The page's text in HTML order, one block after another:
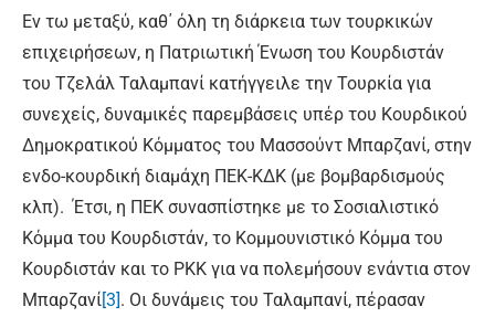
Εν τω μεταξύ, καθ΄ όλη τη διάρκεια των τουρκικών
επιχειρήσεων, η Πατριωτική Ένωση του Κουρδιστάν
του Τζελάλ Ταλαμπανί κατήγγειλε την Τουρκία για
συνεχείς, δυναμικές παρεμβάσεις υπέρ του Κουρδικού
Δημοκρατικού Κόμματος του Μασσούντ Μπαρζανί, στην
ενδο-κουρδική διαμάχη ΠΕΚ-ΚΔΚ (με βομβαρδισμούς
κλπ). Έτσι, η ΠΕΚ συνασπίστηκε με το Σοσιαλιστικό
Κόμμα του Κουρδιστάν, το Κομμουνιστικό Κόμμα του
Κουρδιστάν και το PKK για να πολεμήσουν ενάντια στον
Μπαρζανί[3]. Οι δυνάμεις του Ταλαμπανί, πέρασαν